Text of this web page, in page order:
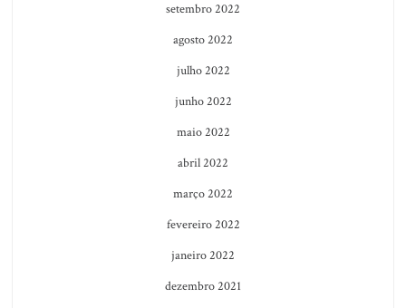
setembro 2022
agosto 2022
julho 2022
junho 2022
maio 2022
abril 2022
março 2022
fevereiro 2022
janeiro 2022
dezembro 2021